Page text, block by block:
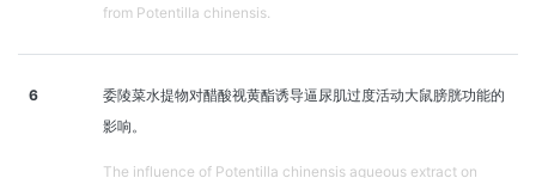
from Potentilla chinensis.
6
委陵菜水提物对醋酸视黄酯诱导逼尿肌过度活动大鼠膀胱功能的
影响。
The influence of Potentilla chinensis aqueous extract on